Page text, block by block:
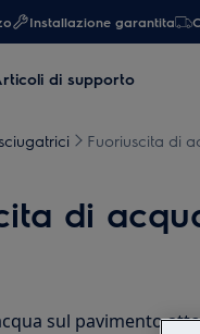
Installazione garantita
di supporto
Fuoriuscita di
di
sul pavimento